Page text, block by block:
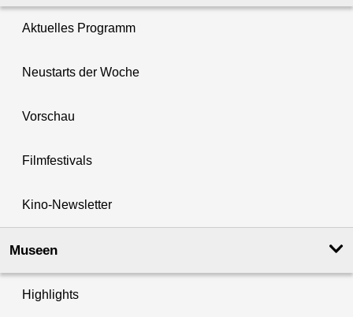
Aktuelles Programm
Neustarts der Woche
Vorschau
Filmfestivals
Kino-Newsletter
Museen
Highlights